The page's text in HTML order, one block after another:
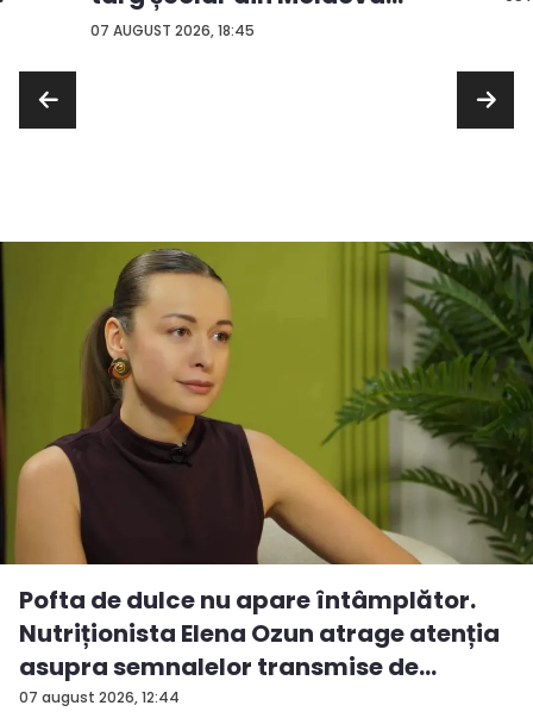
07 AUGUST 2026, 18:45
con...
07 august 2026, 12:44
Pofta de dulce nu apare întâmplător.
Nutriționista Elena Ozun atrage atenția
asupra semnalelor transmise de
organ...